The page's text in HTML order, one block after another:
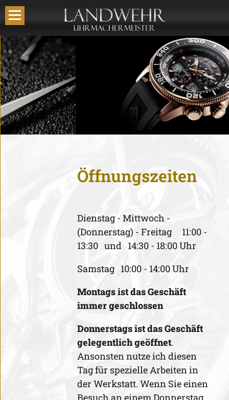
Öffnungszeiten
Dienstag - Mittwoch -
(Donnerstag) - Freitag 11:00 -
13:30 und 14:30 - 18:00 Uhr
Samstag 10:00 - 14:00 Uhr
Montags ist das Geschäft
immer geschlossen
Donnerstags istdas Geschäft
gelegentlich geöffnet.
Ansonsten nutze ich diesen
Tag für spezielle Arbeiten in
der Werkstatt. Wenn Sie einen
Besuch an einem Donnerstag